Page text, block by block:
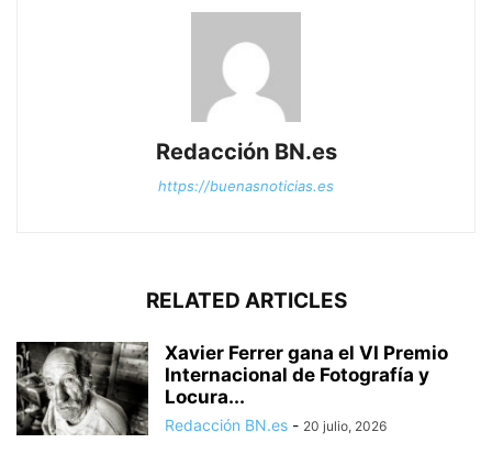
Redacción BN.es
https://buenasnoticias.es
RELATED ARTICLES
Xavier Ferrer gana el VI Premio
Internacional de Fotografía y
Locura...
Redacción BN.es - 20 julio, 2026